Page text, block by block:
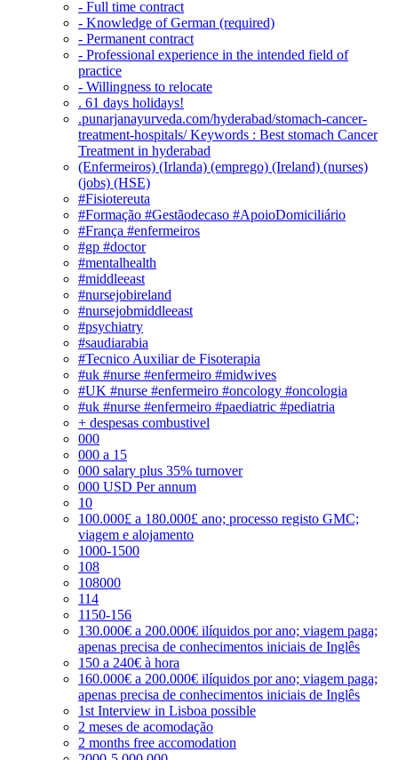
- Full time contract
- Knowledge of German (required)
- Permanent contract
- Professional experience in the intended field of
practice
- Willingness to relocate
. 61 days holidays!
.punarjanayurveda.com/hyderabad/stomach-cancer-
treatment-hospitals/ Keywords : Best stomach Cancer
Treatment in hyderabad
(Enfermeiros) (Irlanda) (emprego) (Ireland) (nurses)
(jobs) (HSE)
#Fisiotereuta
#Formação #Gestãodecaso #ApoioDomiciliário
#França #enfermeiros
#gp #doctor
#mentalhealth
#middleeast
#nursejobireland
#nursejobmiddleeast
#psychiatry
#saudiarabia
#Tecnico Auxiliar de Fisoterapia
#uk #nurse #enfermeiro #midwives
#UK #nurse #enfermeiro #oncology #oncologia
#uk #nurse #enfermeiro #paediatric #pediatria
+ despesas combustivel
000
000 a 15
000 salary plus 35% turnover
000 USD Per annum
10
100.000£ a 180.000£ ano; processo registo GMC;
viagem e alojamento
1000-1500
108
108000
114
1150-156
130.000€ a 200.000€ ilíquidos por ano; viagem paga;
apenas precisa de conhecimentos iniciais de Inglês
150 a 240€ à hora
160.000€ a 200.000€ ilíquidos por ano; viagem paga;
apenas precisa de conhecimentos iniciais de Inglês
1st Interview in Lisboa possible
2 meses de acomodação
2 months free accomodation